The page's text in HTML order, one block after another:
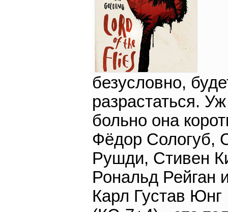
безусловно,
разрастаться. Уж
больно она
Фёдор Сологуб,
Рушди, Стивен
Рональд Рейган
Карл Густав Юнг